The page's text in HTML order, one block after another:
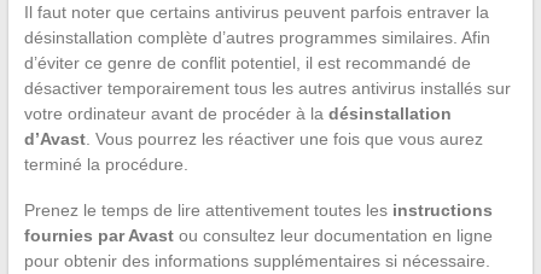
Il faut noter que certains antivirus peuvent parfois entraver la
désinstallation complète d’autres programmes similaires. Afin
d’éviter ce genre de conflit potentiel, il est recommandé de
désactiver temporairement tous les autres antivirus installés sur
votre ordinateur avant de procéder à la désinstallation
d’Avast. Vous pourrez les réactiver une fois que vous aurez
terminé la procédure.
Prenez le temps de lire attentivement toutes les instructions
fournies par Avastou consultez leur documentation en ligne
pour obtenir des informations supplémentaires si nécessaire.